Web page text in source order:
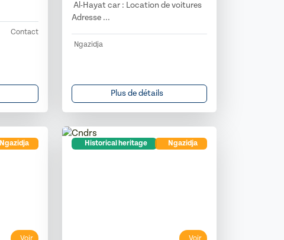
Contact
Al-Hayat car : Location de voitures
Adresse ...
Ngazidja
Plus de détails
Ngazidja
Voir
Historical heritage Ngazidja
Voir